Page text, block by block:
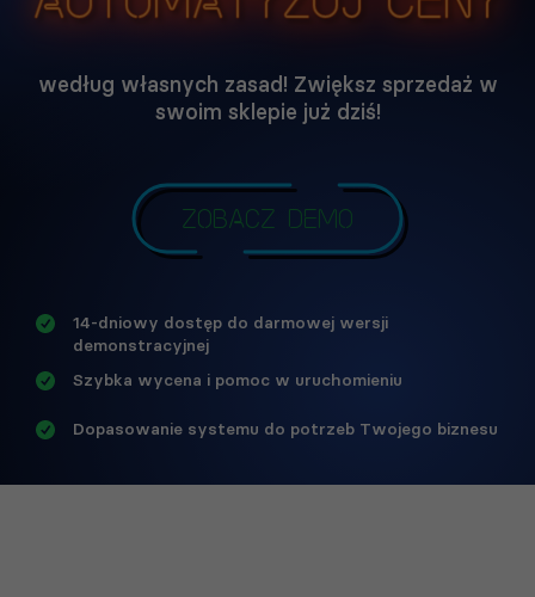
według własnych zasad! Zwiększ sprzedaż w
swoim sklepie już dziś!
Zobacz demo
14-dniowy dostęp do darmowej wersji
demonstracyjnej
Szybka wycena i pomoc w uruchomieniu
Dopasowanie systemu do potrzeb Twojego biznesu